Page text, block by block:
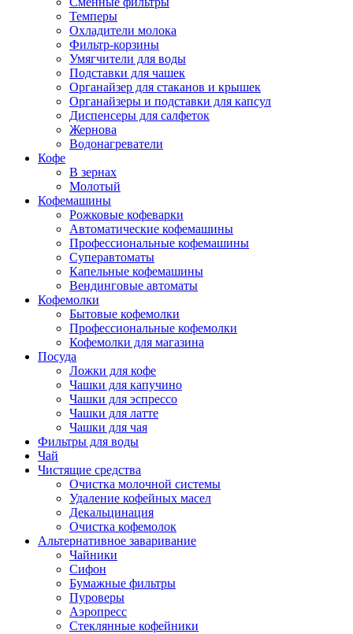
Темперы
Охладители молока
Фильтр-корзины
Умягчители для воды
Подставки для чашек
Органайзер для стаканов и крышек
Органайзеры и подставки для капсул
Диспенсеры для салфеток
Жернова
Водонагреватели
Кофе
В зернах
Молотый
Кофемашины
Рожковые кофеварки
Автоматические кофемашины
Профессиональные кофемашины
Суперавтоматы
Капельные кофемашины
Вендинговые автоматы
Кофемолки
Бытовые кофемолки
Профессиональные кофемолки
Кофемолки для магазина
Посуда
Ложки для кофе
Чашки для капучино
Чашки для эспрессо
Чашки для латте
Чашки для чая
Фильтры для воды
Чай
Чистящие средства
Очистка молочной системы
Удаление кофейных масел
Декальцинация
Очистка кофемолок
Альтернативное заваривание
Чайники
Сифон
Бумажные фильтры
Пуроверы
Аэропресс
Стеклянные кофейники